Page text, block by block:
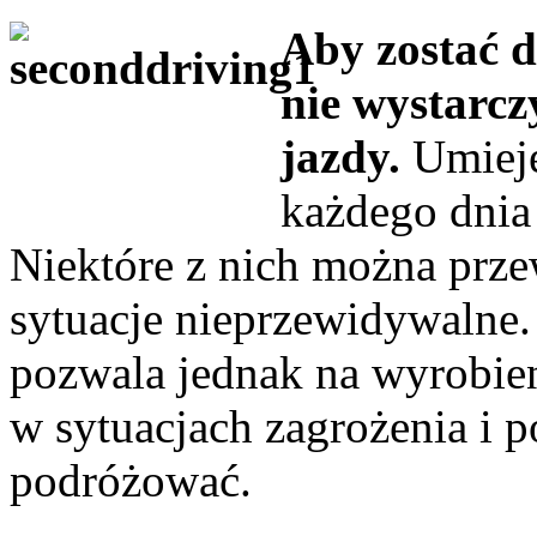
Aby zostać
nie
jazdy.
każdego
Niektóre z nich można
sytuacje
pozwala jednak na
w sytuacjach zagrożenia i
podróżować.